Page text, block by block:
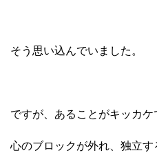
そう思い込んでいました。
ですが、あることがキッカケ
心のブロックが外れ、独立す